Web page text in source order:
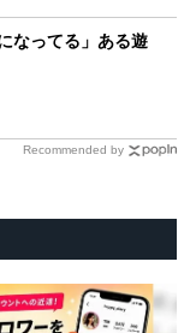
なってる」ある遊
Recommended by